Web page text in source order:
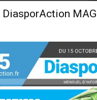
complet
/ anplaceholder text
DiasporAction